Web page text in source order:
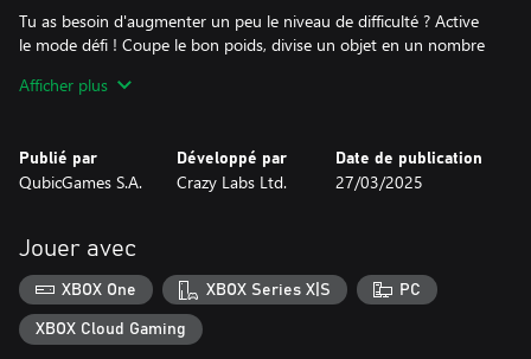
Tu as besoin d'augmenter un peu le niveau de difficulté ? Active
le mode défi ! Coupe le bon poids, divise un objet en un nombre
des choses cachées à l'intérieur !
collectez des pièces pour les niveaux terminés afin d'acheter des
lames épiques allant du sabre laser à la carte de crédit en passant
Relève les défis et deviens le maître ultime des tranches !
Afficher plus
Publié par
QubicGames S.A.
Développé par
Crazy Labs Ltd.
Date de publication
27/03/2025
Jouer avec
XBOX One XBOX Series X|S PC
XBOX Cloud Gaming